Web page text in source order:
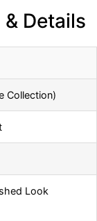
Details
Collection)
Look